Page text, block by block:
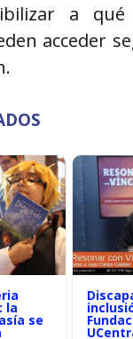
a
acceder
la
se